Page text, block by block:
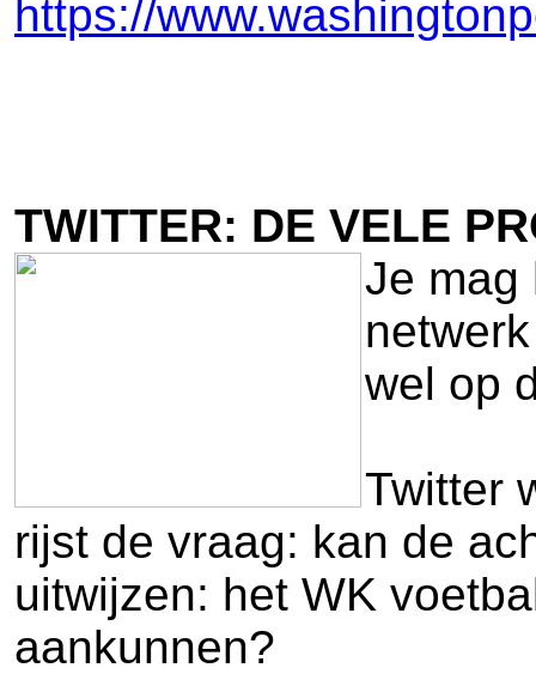
https://
TWITTER: DE VELE
Je mag
wel op
Twitter
rijst de vraag: kan de
uitwijzen: het WK
aankunnen?